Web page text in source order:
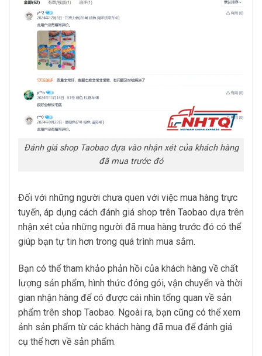
Đánh giá shop Taobao dựa vào nhận xét của khách hàng
đã mua trước đó
Đối với những người chưa quen với việc mua hàng trực
tuyến, áp dụng cách đánh giá shop trên Taobao dựa trên
nhận xét của những người đã mua hàng trước đó có thể
giúp bạn tự tin hơn trong quá trình mua sắm.
Bạn có thể tham khảo phản hồi của khách hàng về chất
lượng sản phẩm, hình thức đóng gói, vận chuyển và thời
gian nhận hàng để có được cái nhìn tổng quan về sản
phẩm trên shop Taobao. Ngoài ra, bạn cũng có thể xem
ảnh sản phẩm từ các khách hàng đã mua để đánh giá
cụ thể hơn về sản phẩm.